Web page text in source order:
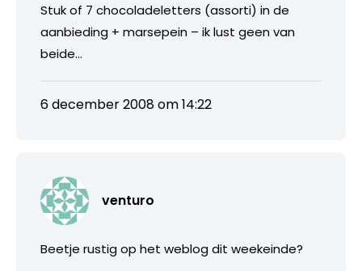
Stuk of 7 chocoladeletters (assorti) in de
aanbieding + marsepein – ik lust geen van
beide…
6 december 2008 om 14:22
venturo
Beetje rustig op het weblog dit weekeinde?